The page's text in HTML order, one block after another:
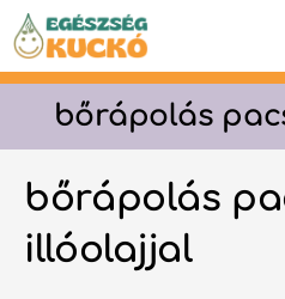
Kilépés
tartalomba
bőrápolás
bőrápolás
illóolajjal